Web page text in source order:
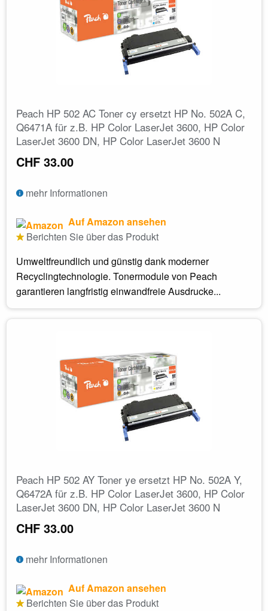
Peach HP 502 AC Toner cy ersetzt HP No. 502A C,
Q6471A für z.B. HP Color LaserJet 3600, HP Color
LaserJet 3600 DN, HP Color LaserJet 3600 N
CHF 33.00
mehr Informationen
Auf Amazon ansehen
Berichten Sie über das Produkt
Umweltfreundlich und günstig dank moderner
Recyclingtechnologie. Tonermodule von Peach
garantieren langfristig einwandfreie Ausdrucke...
Peach HP 502 AY Toner ye ersetzt HP No. 502A Y,
Q6472A für z.B. HP Color LaserJet 3600, HP Color
LaserJet 3600 DN, HP Color LaserJet 3600 N
CHF 33.00
mehr Informationen
Auf Amazon ansehen
Berichten Sie über das Produkt